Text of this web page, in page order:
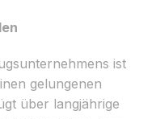
ist
gelungenen
über langjährige